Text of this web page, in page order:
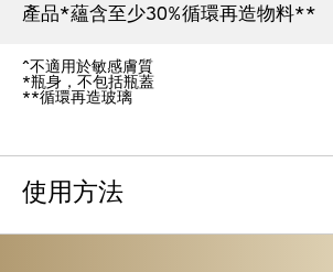
產品*蘊含至少30%循環再造物料**
^不適用於敏感膚質
*瓶身，不包括瓶蓋
**循環再造玻璃
使用方法